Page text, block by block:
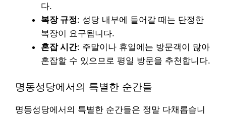
다.
복장 규정: 성당 내부에 들어갈 때는 단정한
복장이 요구됩니다.
혼잡 시간: 주말이나 휴일에는 방문객이 많아
혼잡할 수 있으므로 평일 방문을 추천합니다.
명동성당에서의 특별한 순간들
명동성당에서의 특별한 순간들은 정말 다채롭습니